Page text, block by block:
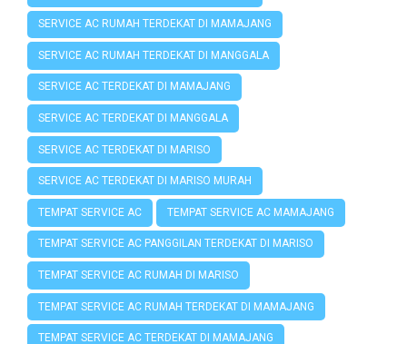
SERVICE AC RUMAH TERDEKAT DI MAMAJANG
SERVICE AC RUMAH TERDEKAT DI MANGGALA
SERVICE AC TERDEKAT DI MAMAJANG
SERVICE AC TERDEKAT DI MANGGALA
SERVICE AC TERDEKAT DI MARISO
SERVICE AC TERDEKAT DI MARISO MURAH
TEMPAT SERVICE AC TEMPAT SERVICE AC MAMAJANG
TEMPAT SERVICE AC PANGGILAN TERDEKAT DI MARISO
TEMPAT SERVICE AC RUMAH DI MARISO
TEMPAT SERVICE AC RUMAH TERDEKAT DI MAMAJANG
TEMPAT SERVICE AC TERDEKAT DI MAMAJANG